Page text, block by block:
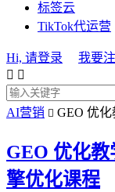
标签云
TikTok代运营
Hi, 请登录 我要
 
AI营销  GEO 优
GEO 优化教
擎优化课程